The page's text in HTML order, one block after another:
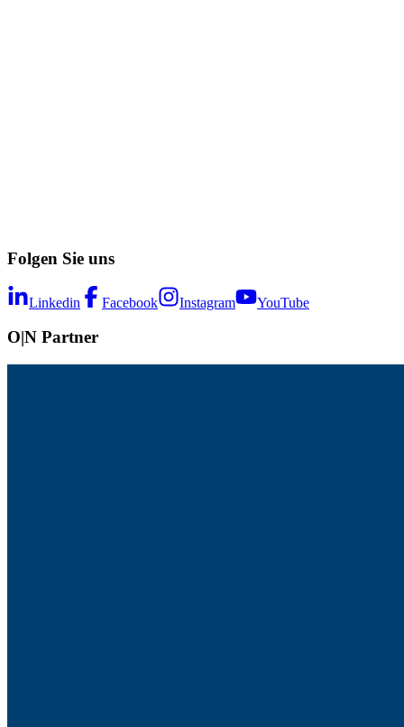
Folgen Sie uns
Linkedin Facebook Instagram YouTube
O|N Partner